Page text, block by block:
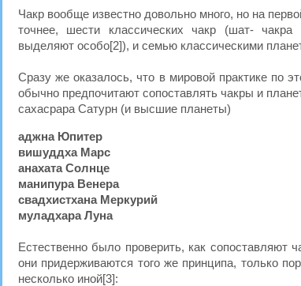
Чакр вообще известно довольно много, но на
точнее, шести классических чакр (шат-
выделяют особо[2]), и семью классическими
Сразу же оказалось, что в мировой практике по
обычно предпочитают сопоставлять чакры и
сахасрара Сатурн (и высшие планеты)
аджна Юпитер
вишуддха Марс
анахата Солнце
манипура Венера
свадхистхана Меркурий
муладхара Луна
Естественно было проверить, как
они придерживаются того же принципа, только
несколько иной[3]: